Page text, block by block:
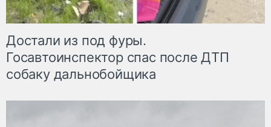
Достали из под фуры.
Госавтоинспектор спас после ДТП
собаку дальнобойщика